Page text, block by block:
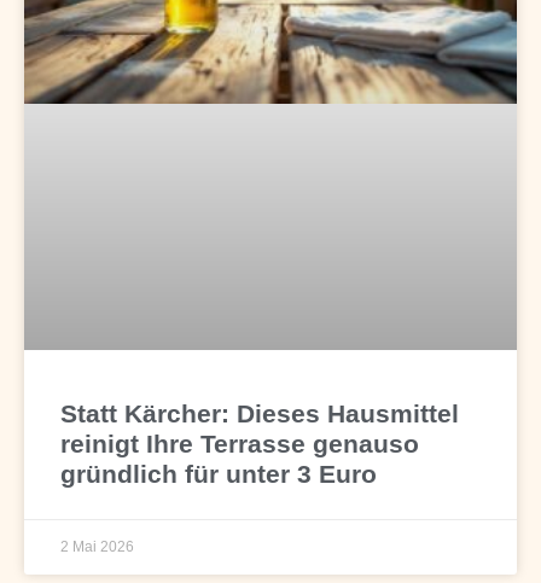
Statt Kärcher: Dieses Hausmittel
reinigt Ihre Terrasse genauso
gründlich für unter 3 Euro
2 Mai 2026